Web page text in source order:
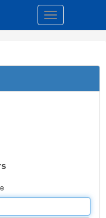
Toggle